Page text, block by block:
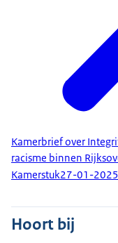
Kamerbrief over
racisme binnen
Kamerstuk27-01-2025
Hoort bij